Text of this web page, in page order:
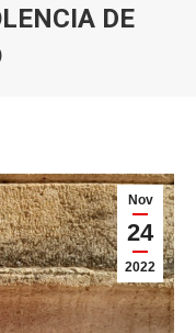
DE
Nov
24
2022